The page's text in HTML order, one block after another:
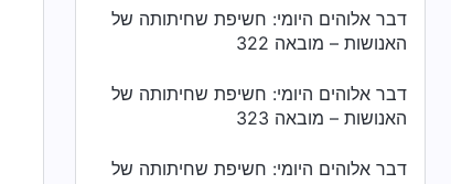
דבר אלוהים היומי: חשיפת שחיתותה של
האנושות – מובאה 322
דבר אלוהים היומי: חשיפת שחיתותה של
האנושות – מובאה 323
דבר אלוהים היומי: חשיפת שחיתותה של